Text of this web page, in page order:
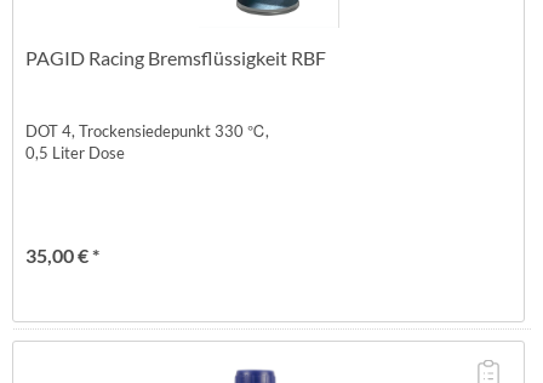
PAGID Racing Bremsflüssigkeit RBF
DOT 4, Trockensiedepunkt 330 ℃,
0,5 Liter Dose
35,00 € *